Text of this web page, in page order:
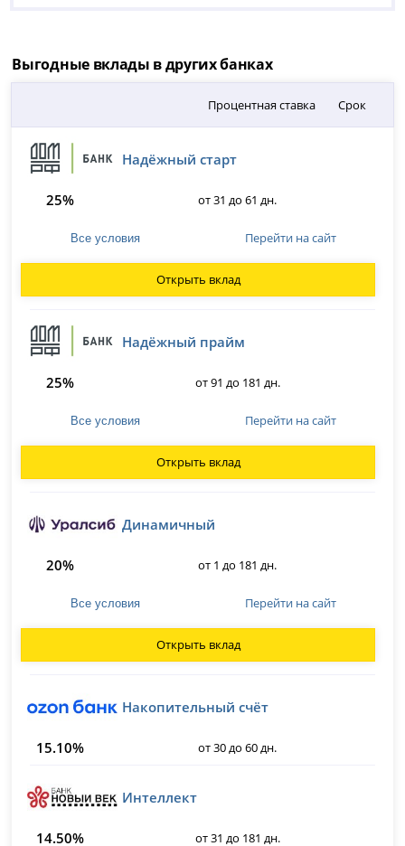
Выгодные вклады в других банках
Процентная ставка Срок
Надёжный старт
25% от 31 до 61 дн.
Все условия Перейти на сайт
Открыть вклад
Надёжный прайм
25% от 91 до 181 дн.
Все условия Перейти на сайт
Открыть вклад
Динамичный
20% от 1 до 181 дн.
Все условия Перейти на сайт
Открыть вклад
Накопительный счёт
15.10% от 30 до 60 дн.
Интеллект
14.50% от 31 до 181 дн.